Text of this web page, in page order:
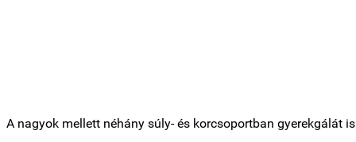
A nagyok mellett néhány súly- és korcsoportban gyerekgálát